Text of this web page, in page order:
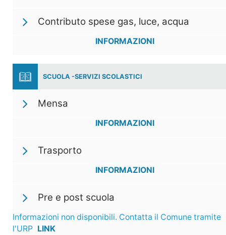
Contributo spese gas, luce, acqua
INFORMAZIONI
SCUOLA -SERVIZI SCOLASTICI
Mensa
INFORMAZIONI
Trasporto
INFORMAZIONI
Pre e post scuola
Informazioni non disponibili. Contatta il Comune tramite
l'URP LINK